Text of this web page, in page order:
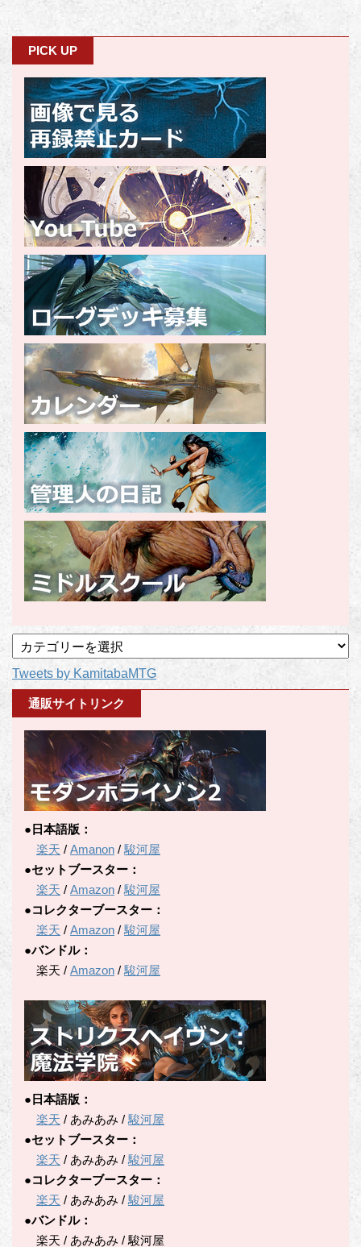
PICK UP
事
カ
テ
Tweets by KamitabaMTG
通販サイトリンク
●日本語版：
楽天 / Amanon /駿河屋
●セットブースター：
楽天 / Amazon /駿河屋
●コレクターブースター：
楽天 / Amazon /駿河屋
●バンドル：
楽天 / Amazon /駿河屋
●日本語版：
楽天 / あみあみ /駿河屋
●セットブースター：
楽天 / あみあみ /駿河屋
●コレクターブースター：
楽天 / あみあみ /駿河屋
●バンドル：
楽天 / あみあみ / 駿河屋